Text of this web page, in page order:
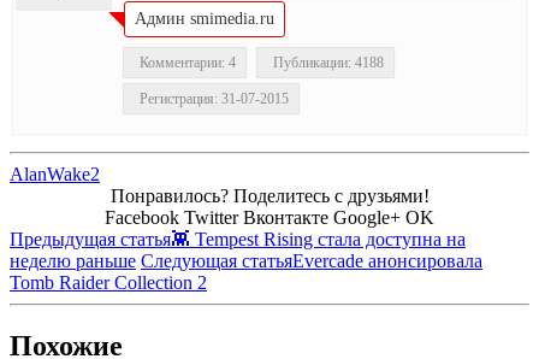
Админ smimedia.ru
Комментарии: 4 Публикации: 4188
Регистрация: 31-07-2015
AlanWake2
Понравилось? Поделитесь с друзьями!
Facebook Twitter Вконтакте Google+ OK
Предыдущая статья👾 Tempest Rising стала доступна на
неделю раньше Следующая статьяEvercade анонсировала
Tomb Raider Collection 2
Похожие